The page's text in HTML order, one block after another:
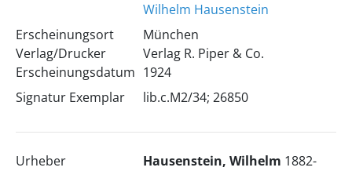
Wilhelm Hausenstein
Erscheinungsort
Verlag/Drucker
Erscheinungsdatum
München
Verlag R. Piper & Co.
1924
Signatur Exemplar
lib.c.M2/34; 26850
Urheber Hausenstein, Wilhelm 1882-